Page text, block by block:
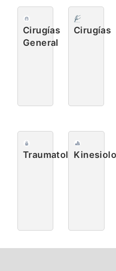
Cirugías
General
Cirugías
Traumatología